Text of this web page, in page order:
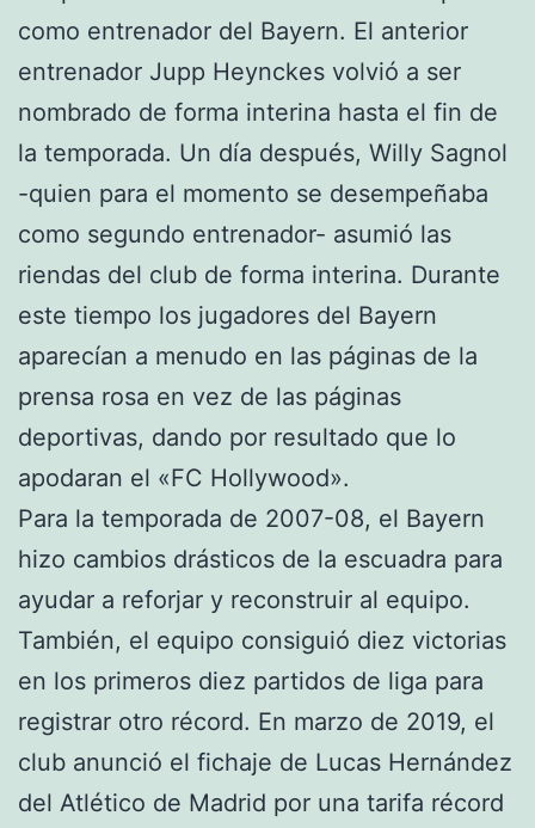
como entrenador del Bayern. El anterior
entrenador Jupp Heynckes volvió a ser
nombrado de forma interina hasta el fin de
la temporada. Un día después, Willy Sagnol
-quien para el momento se desempeñaba
como segundo entrenador- asumió las
riendas del club de forma interina. Durante
este tiempo los jugadores del Bayern
aparecían a menudo en las páginas de la
prensa rosa en vez de las páginas
deportivas, dando por resultado que lo
apodaran el «FC Hollywood».
Para la temporada de 2007-08, el Bayern
hizo cambios drásticos de la escuadra para
ayudar a reforjar y reconstruir al equipo.
También, el equipo consiguió diez victorias
en los primeros diez partidos de liga para
registrar otro récord. En marzo de 2019, el
club anunció el fichaje de Lucas Hernández
del Atlético de Madrid por una tarifa récord